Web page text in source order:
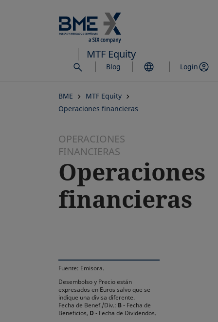
al
contenido
principal
MTF Equity
Blog Login
BME
MTF Equity
Operaciones financieras
OPERACIONES
FINANCIERAS
Operaciones
financieras
Fuente: Emisora.
Desembolso y Precio están
expresados en Euros salvo que se
indique una divisa diferente.
Fecha de Benef./Div.: B- Fecha de
Beneficios, D - Fecha de Dividendos.